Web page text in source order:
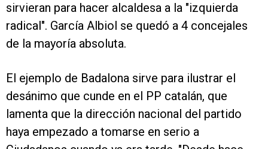
sirvieran para hacer alcaldesa a la "izquierda
radical". García Albiol se quedó a 4 concejales
de la mayoría absoluta.
El ejemplo de Badalona sirve para ilustrar el
desánimo que cunde en el PP catalán, que
lamenta que la dirección nacional del partido
haya empezado a tomarse en serio a